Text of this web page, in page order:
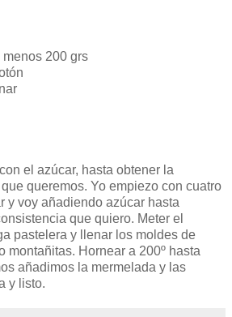
200 grs
el azúcar, hasta obtener la
queremos. Yo empiezo con cuatro
y voy añadiendo azúcar hasta
que quiero. Meter el
pastelera y llenar los moldes de
montañitas. Hornear a 200º hasta
añadimos la mermelada y las
y listo.